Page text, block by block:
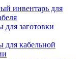
инвентарь для
для заготовки
для кабельной